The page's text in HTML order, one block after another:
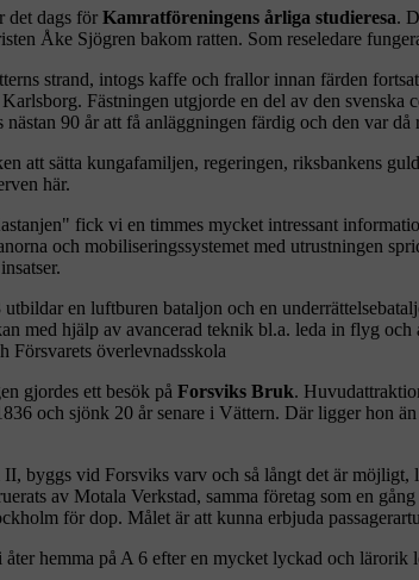
det dags för Kamratföreningens årliga studieresa.
Åke Sjögren bakom ratten. Som reseledare
strand, intogs kaffe och frallor innan färden
Fästningen utgjorde en del av den svenska
nästan 90 år att få anläggningen färdig och den var
att sätta kungafamiljen, regeringen, riksbankens
här.
fick vi en timmes mycket intressant
och mobiliseringssystemet med utrustningen
en luftburen bataljon och en
med hjälp av avancerad teknik bl.a. leda in flyg
Försvarets överlevnadsskola
gjordes ett besök på Forsviks Bruk.
och sjönk 20 år senare i Vättern. Där ligger hon
byggs vid Forsviks varv och så långt det är
av Motala Verkstad, samma företag som en
för dop. Målet är att kunna erbjuda
hemma på A 6 efter en mycket lyckad och lärorik